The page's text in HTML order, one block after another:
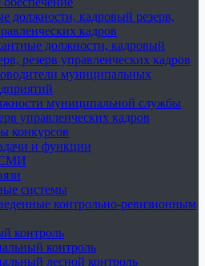
должности, кадровый резерв,
кадров
должности, кадровый
резерв управленческих кадров
муниципальных
муниципальной службы
управленческих кадров
конкурсов
и функции
СМИ
системы
контрольно-ревизионным
контроль
контроль
лесной контроль